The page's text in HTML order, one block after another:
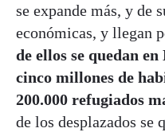
se expande más, y de
económicas, y llegan
de ellos se quedan
cinco millones de
200.000 refugiados
de los desplazados se